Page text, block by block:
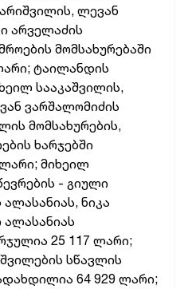
ლევან
არველაძის
მომსახურებაში
ტაილანდის
სააკაშვილის,
ვარშალომიძის
მომსახურების,
ხარჯებში
მიხეილ
- გიული
ნიკა
ალასანიას
25 117 ლარი;
სწავლის
64 929 ლარი;